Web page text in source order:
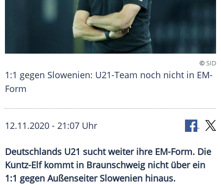
©SID
1:1 gegen Slowenien: U21-Team noch nicht in EM-
Form
12.11.2020 - 21:07 Uhr
Deutschlands U21 sucht weiter ihre EM-Form. Die
Kuntz-Elf kommt in Braunschweig nicht über ein
1:1 gegen Außenseiter Slowenien hinaus.